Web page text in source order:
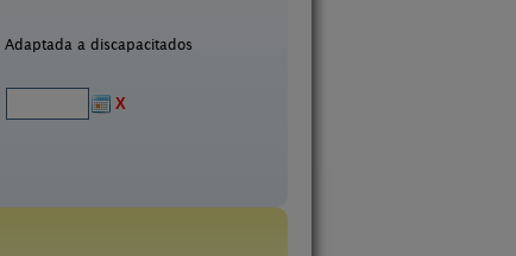
Adaptada a discapacitados
X